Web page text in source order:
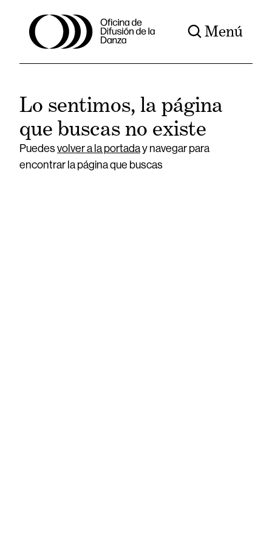
Menú
Lo sentimos, la página
que buscas no existe
Puedesvolver a la portaday navegar para
encontrar la página que buscas